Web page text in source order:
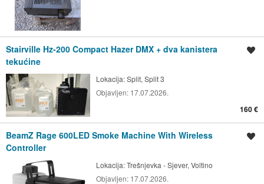
Stairville Hz-200 Compact Hazer DMX + dva kanistera
tekućine
Lokacija:Split, Split 3
Objavljen: 17.07.2026.
160 €
BeamZ Rage 600LED Smoke Machine With Wireless
Controller
Lokacija:Trešnjevka - Sjever, Voltino
Objavljen: 17.07.2026.